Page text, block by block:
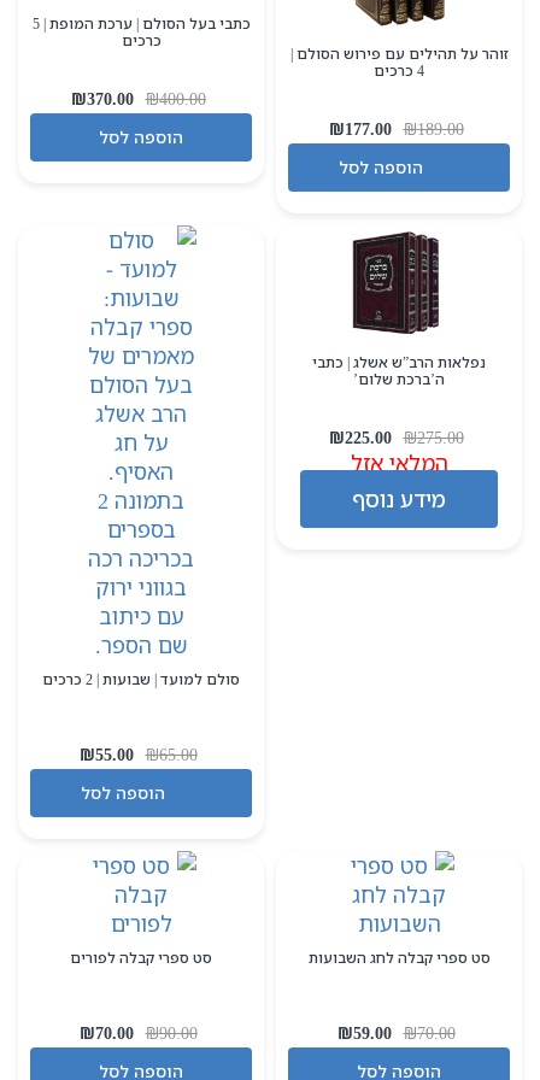
זוהר על תהילים עם פירוש הסולם |
4 כרכים
₪189.00
המחיר
המקורי
היה:
₪177.00
הנוכחי
הוספה לסל
כתבי בעל הסולם | ערכת המופת | 5
כרכים
₪400.00
המחיר
המקורי
היה:
₪370.00
הנוכחי
הוספה לסל
נפלאות הרב”ש אשלג | כתבי
ה’ברכת שלום’
₪275.00
המחיר
המקורי
היה:
₪275.00.
₪225.00
הנוכחי
₪225.00.
המלאי אזל
מידע נוסף
סולם למועד | שבועות | 2 כרכים
₪65.00
המחיר
המקורי
היה:
₪55.00
הנוכחי
הוספה לסל
סט ספרי קבלה לחג השבועות
₪70.00
המחיר
המקורי
₪59.00
הנוכחי
הוספה לסל
סט ספרי קבלה לפורים
₪90.00
המחיר
המקורי
₪70.00
הנוכחי
הוספה לסל